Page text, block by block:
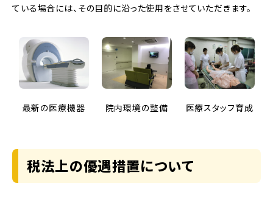
ている場合には、その目的に沿った使用をさせていただきます。
最新の医療機器 院内環境の整備 医療スタッフ育成
税法上の優遇措置について